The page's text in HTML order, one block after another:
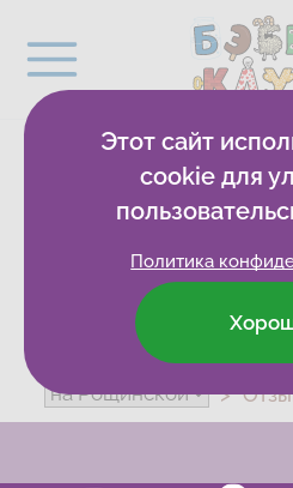
1 спасибо
Развивающие
Этот сайт
cookie для
Политика